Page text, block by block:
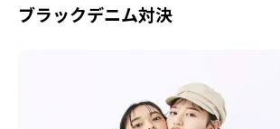
ブラックデニム対決